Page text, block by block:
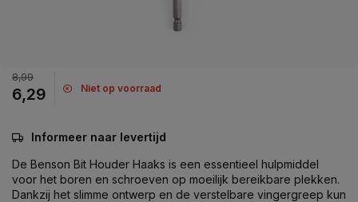
8,99
6,29 Niet op voorraad
Informeer naar levertijd
De Benson Bit Houder Haaks is een essentieel hulpmiddel
voor het boren en schroeven op moeilijk bereikbare plekken.
Dankzij het slimme ontwerp en de verstelbare vingergreep kun